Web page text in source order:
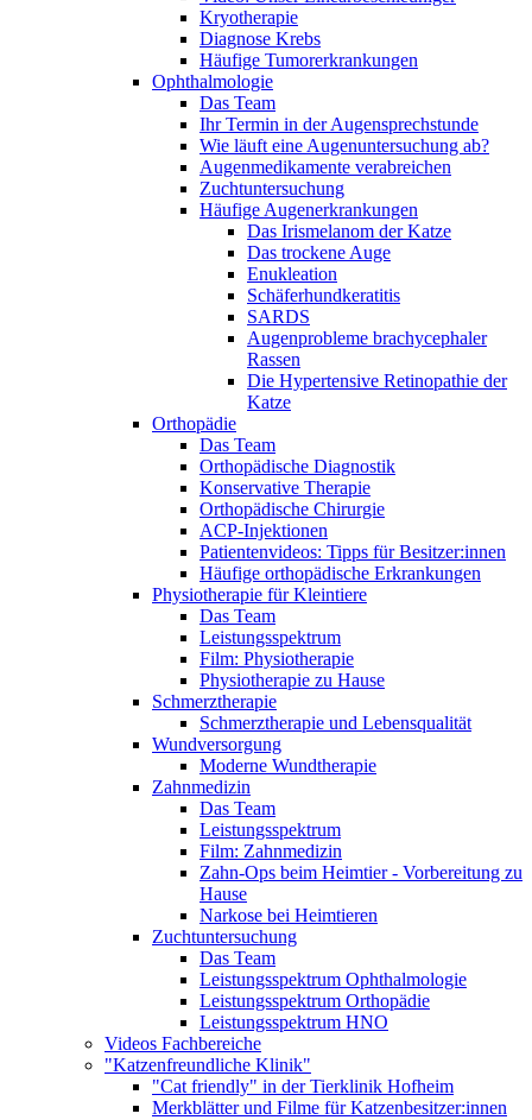
Kryotherapie
Diagnose Krebs
Häufige Tumorerkrankungen
Ophthalmologie
Das Team
Ihr Termin in der Augensprechstunde
Wie läuft eine Augenuntersuchung ab?
Augenmedikamente verabreichen
Zuchtuntersuchung
Häufige Augenerkrankungen
Das Irismelanom der Katze
Das trockene Auge
Enukleation
Schäferhundkeratitis
SARDS
Augenprobleme brachycephaler
Rassen
Die Hypertensive Retinopathie der
Katze
Orthopädie
Das Team
Orthopädische Diagnostik
Konservative Therapie
Orthopädische Chirurgie
ACP-Injektionen
Patientenvideos: Tipps für Besitzer:innen
Häufige orthopädische Erkrankungen
Physiotherapie für Kleintiere
Das Team
Leistungsspektrum
Film: Physiotherapie
Physiotherapie zu Hause
Schmerztherapie
Schmerztherapie und Lebensqualität
Wundversorgung
Moderne Wundtherapie
Zahnmedizin
Das Team
Leistungsspektrum
Film: Zahnmedizin
Zahn-Ops beim Heimtier - Vorbereitung zu
Hause
Narkose bei Heimtieren
Zuchtuntersuchung
Das Team
Leistungsspektrum Ophthalmologie
Leistungsspektrum Orthopädie
Leistungsspektrum HNO
Videos Fachbereiche
"Katzenfreundliche Klinik"
"Cat friendly" in der Tierklinik Hofheim
Merkblätter und Filme für Katzenbesitzer:innen